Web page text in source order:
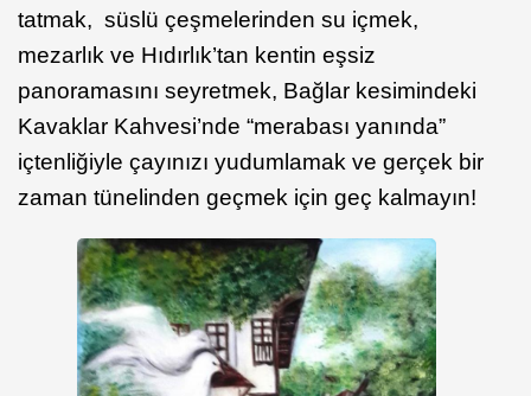
tatmak, süslü çeşmelerinden su içmek,
mezarlık ve Hıdırlık’tan kentin eşsiz
panoramasını seyretmek, Bağlar kesimindeki
Kavaklar Kahvesi’nde “merabası yanında”
içtenliğiyle çayınızı yudumlamak ve gerçek bir
zaman tünelinden geçmek için geç kalmayın!